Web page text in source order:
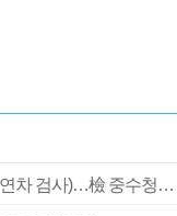
검사 신분 버리고 직급하향(10년 이하 저연차 검사)…檢 중수청행 기피